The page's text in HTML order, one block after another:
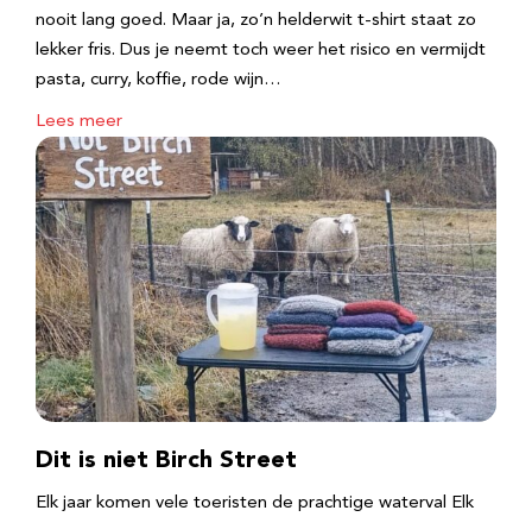
nooit lang goed. Maar ja, zo’n helderwit t-shirt staat zo
lekker fris. Dus je neemt toch weer het risico en vermijdt
pasta, curry, koffie, rode wijn…
Lees meer
Dit is niet Birch Street
Elk jaar komen vele toeristen de prachtige waterval Elk